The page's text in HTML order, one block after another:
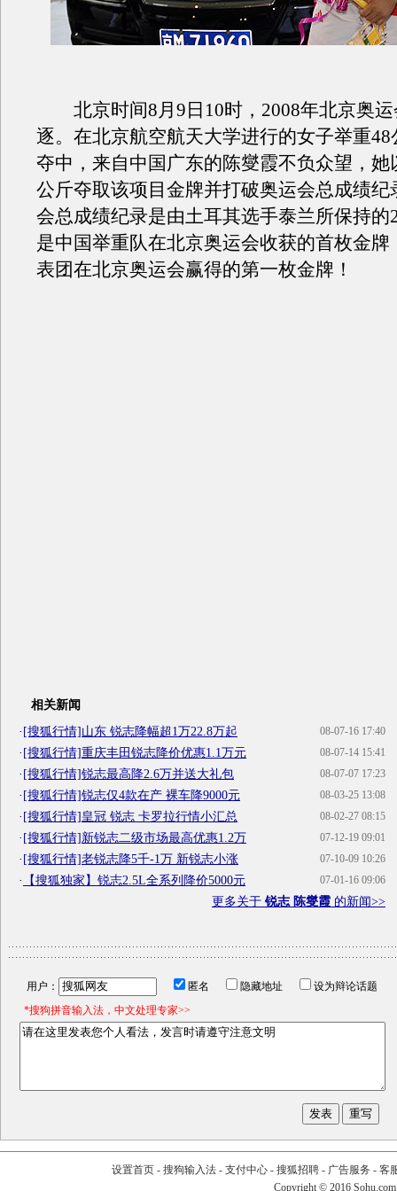
北京时间8月9日10时，2008年北京奥运
逐。在北京航空航天大学进行的女子举重
夺中，来自中国广东的陈燮霞不负众望，她
公斤夺取该项目金牌并打破奥运会总成绩纪
会总成绩纪录是由土耳其选手泰兰所保持的
是中国举重队在北京奥运会收获的首枚金牌
表团在北京奥运会赢得的第一枚金牌！
相关新闻
08-07-16 17:40
·[搜狐行情]山东 锐志降幅超1万22.8万起
08-07-14 15:41
·[搜狐行情]重庆丰田锐志降价优惠1.1万元
08-07-07 17:23
·[搜狐行情]锐志最高降2.6万并送大礼包
08-03-25 13:08
·[搜狐行情]锐志仅4款在产 裸车降9000元
08-02-27 08:15
·[搜狐行情]皇冠 锐志 卡罗拉行情小汇总
07-12-19 09:01
·[搜狐行情]新锐志二级市场最高优惠1.2万
07-10-09 10:26
·[搜狐行情]老锐志降5千-1万 新锐志小涨
07-01-16 09:06
·
【搜狐独家】锐志2.5L全系列降价5000元
更多关于 锐志 陈燮霞 的新闻>>
用户： 匿名 隐藏地址
设为辩论话题
*搜狗拼音输入法，中文处理专家>>
设置首页- 搜狗输入法- 支付中心- 搜狐招聘- 广告服务 - 客
Copyright © 2016